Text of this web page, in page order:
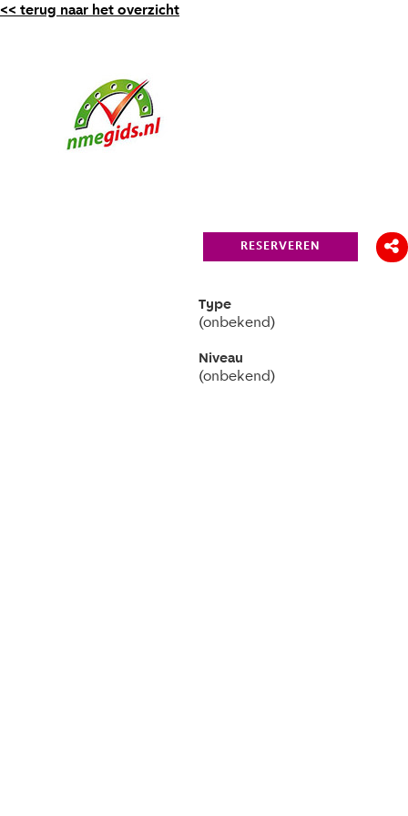
<< terug naar het overzicht
RESERVEREN
Type
(onbekend)
Niveau
(onbekend)